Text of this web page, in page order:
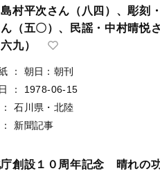
村平次さん（八四）、彫刻
（五〇）、民謡・中村晴悦
九）
：
朝日：朝刊
：
1978-06-15
：
石川県・北陸
： 新聞記事
創設１０周年記念 晴れの